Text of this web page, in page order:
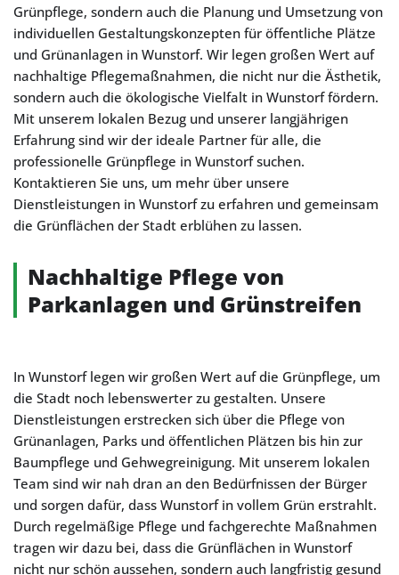
Grünpflege, sondern auch die Planung und Umsetzung von
individuellen Gestaltungskonzepten für öffentliche Plätze
und Grünanlagen in Wunstorf. Wir legen großen Wert auf
nachhaltige Pflegemaßnahmen, die nicht nur die Ästhetik,
sondern auch die ökologische Vielfalt in Wunstorf fördern.
Mit unserem lokalen Bezug und unserer langjährigen
Erfahrung sind wir der ideale Partner für alle, die
professionelle Grünpflege in Wunstorf suchen.
Kontaktieren Sie uns, um mehr über unsere
Dienstleistungen in Wunstorf zu erfahren und gemeinsam
die Grünflächen der Stadt erblühen zu lassen.
Nachhaltige Pflege von
Parkanlagen und Grünstreifen
In Wunstorf legen wir großen Wert auf die Grünpflege, um
die Stadt noch lebenswerter zu gestalten. Unsere
Dienstleistungen erstrecken sich über die Pflege von
Grünanlagen, Parks und öffentlichen Plätzen bis hin zur
Baumpflege und Gehwegreinigung. Mit unserem lokalen
Team sind wir nah dran an den Bedürfnissen der Bürger
und sorgen dafür, dass Wunstorf in vollem Grün erstrahlt.
Durch regelmäßige Pflege und fachgerechte Maßnahmen
tragen wir dazu bei, dass die Grünflächen in Wunstorf
nicht nur schön aussehen, sondern auch langfristig gesund